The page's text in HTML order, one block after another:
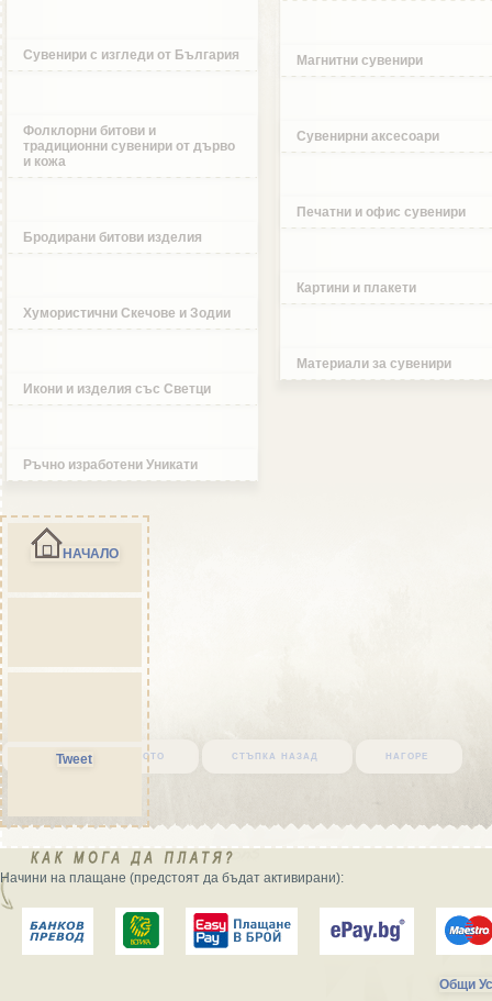
Сувенири с изгледи от България
Фолклорни битови и
традиционни сувенири от дърво
и кожа
Бродирани битови изделия
Хумористични Скечове и Зодии
Икони и изделия със Светци
Ръчно изработени Уникати
Магнитни сувенири
Сувенирни аксесоари
Печатни и офис сувенири
Картини и плакети
Материали за сувенири
върни се в началото стъпка назад нагоре
Начини на плащане (предстоят да бъдат активирани):
Общи
НАЧАЛО
Tweet